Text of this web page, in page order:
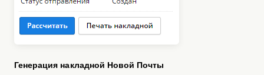
Генерация накладной Новой Почты